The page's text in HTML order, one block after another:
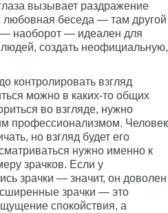
вызывает раздражение
любовная беседа — там другой
наоборот — идеален для
людей, создать неофициальную,
контролировать взгляд
можно в каких-то общих
во взгляде, нужно
профессионализмом. Человек
но взгляд будет его
нужно именно к
зрачков. Если у
зрачки — значит, он доволен
зрачки — это
спокойствия, а